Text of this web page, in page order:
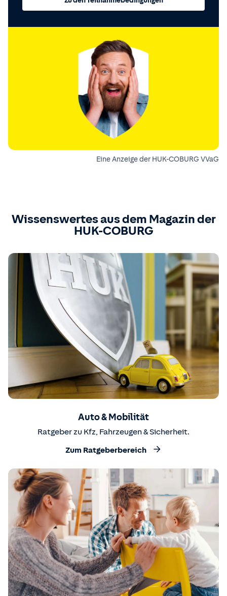
Eine Anzeige der HUK-COBURG VVaG
Wissenswertes aus dem Magazin der
HUK-COBURG
Auto & Mobilität
Ratgeber zu Kfz, Fahrzeugen & Sicherheit.
Zum Ratgeberbereich